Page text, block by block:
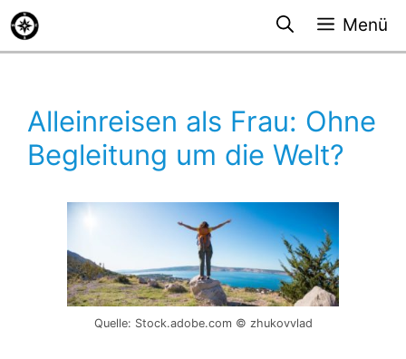
Zum
Inhalt
springen
Menü
Alleinreisen als Frau: Ohne
Begleitung um die Welt?
Quelle: Stock.adobe.com © zhukovvlad